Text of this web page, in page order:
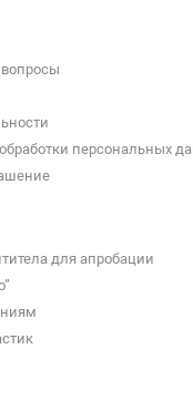
персональных
для апробации